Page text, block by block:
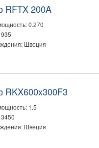
RFTX 200A
0.270
Швеция
RKX600x300F3
1.5
Швеция